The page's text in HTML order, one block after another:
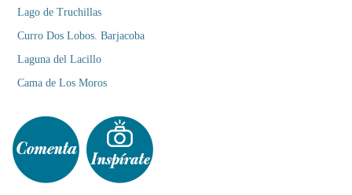
Lago de Truchillas
Curro Dos Lobos. Barjacoba
Laguna del Lacillo
Cama de Los Moros